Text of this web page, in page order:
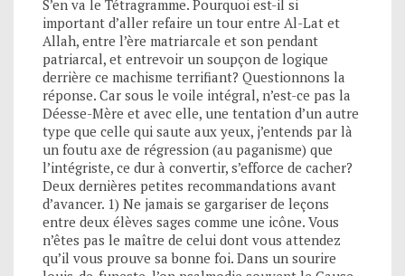
S’en va le Tétragramme. Pourquoi est-il si
important d’aller refaire un tour entre Al-Lat et
Allah, entre l’ère matriarcale et son pendant
patriarcal, et entrevoir un soupçon de logique
derrière ce machisme terrifiant? Questionnons la
réponse. Car sous le voile intégral, n’est-ce pas la
Déesse-Mère et avec elle, une tentation d’un autre
type que celle qui saute aux yeux, j’entends par là
un foutu axe de régression (au paganisme) que
l’intégriste, ce dur à convertir, s’efforce de cacher?
Deux dernières petites recommandations avant
d’avancer. 1) Ne jamais se gargariser de leçons
entre deux élèves sages comme une icône. Vous
n’êtes pas le maître de celui dont vous attendez
qu’il vous prouve sa bonne foi. Dans un sourire